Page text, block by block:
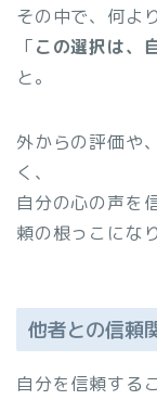
その中で、何よ
「この選択は、
と。
外からの評価や
く、
自分の心の声を
頼の根っこにな
他者との信頼
自分を信頼する